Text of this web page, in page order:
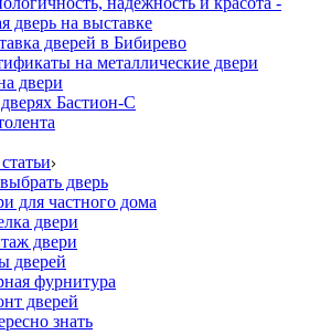
дверь на выставке
дверей в Бибирево
на металлические двери
двери
Бастион-С
дверь
для частного дома
двери
двери
дверей
фурнитура
дверей
знать